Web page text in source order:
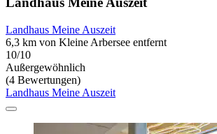
Landhaus Meine Auszeit
6,3 km von Kleine Arbersee entfernt
10/10
Außergewöhnlich
(4 Bewertungen)
Landhaus Meine Auszeit